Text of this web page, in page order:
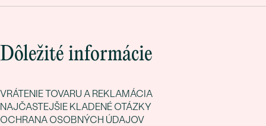
Dôležité informácie
VRÁTENIE TOVARU A REKLAMÁCIA
NAJČASTEJŠIE KLADENÉ OTÁZKY
OCHRANA OSOBNÝCH ÚDAJOV